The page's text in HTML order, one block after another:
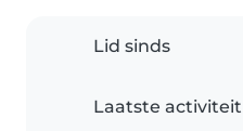
Lid sinds
Laatste activiteit